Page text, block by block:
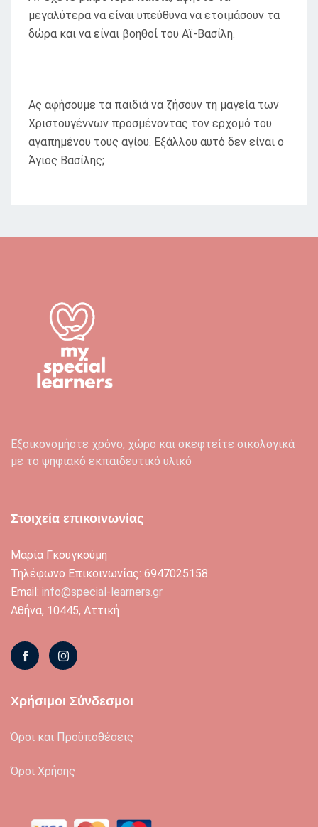
μεγαλύτερα να είναι υπεύθυνα να ετοιμάσουν τα
δώρα και να είναι βοηθοί του Αϊ-Βασίλη.
Ας αφήσουμε τα παιδιά να ζήσουν τη μαγεία των
Χριστουγέννων προσμένοντας τον ερχομό του
αγαπημένου τους αγίου. Εξάλλου αυτό δεν είναι ο
Άγιος Βασίλης;
Εξοικονομήστε χρόνο, χώρο και σκεφτείτε οικολογικά
με το ψηφιακό εκπαιδευτικό υλικό
Στοιχεία επικοινωνίας
Μαρία Γκουγκούμη
Τηλέφωνο Επικοινωνίας: 6947025158
Email: info@special-learners.gr
Αθήνα, 10445, Αττική
Χρήσιμοι Σύνδεσμοι
Όροι και Προϋποθέσεις
Όροι Χρήσης